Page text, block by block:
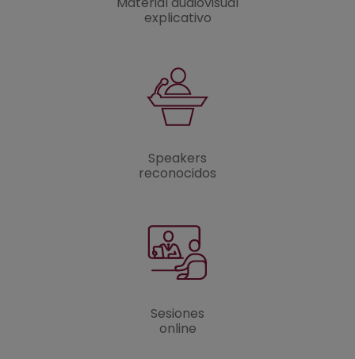
explicativo
Speakers
reconocidos
Sesiones
online